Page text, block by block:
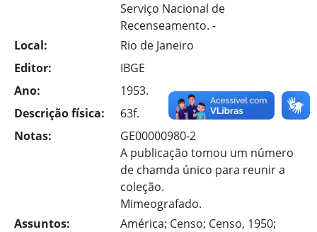
Serviço Nacional de
Recenseamento. -
Local:
Rio de Janeiro
Editor:
IBGE
Ano:
1953.
Descrição física:
63f.
Notas:
GE00000980-2
A publicação tomou um número
de chamda único para reunir a
coleção.
Mimeografado.
Assuntos:
América; Censo; Censo, 1950;